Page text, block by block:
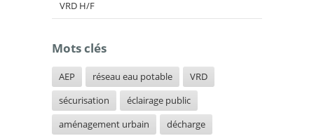
VRD H/F
Mots clés
AEP réseau eau potable
VRD
sécurisation
éclairage public
aménagement urbain
décharge